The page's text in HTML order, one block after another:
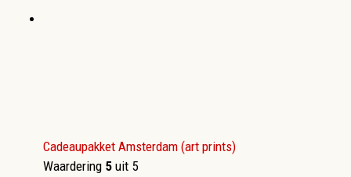
Cadeaupakket Amsterdam (art prints)
Waardering 5 uit 5